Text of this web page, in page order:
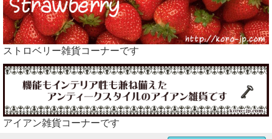
ストロベリー雑貨コーナーです
アイアン雑貨コーナーです